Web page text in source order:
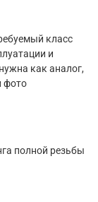
класс
и
как аналог,
фото
полной резьбы